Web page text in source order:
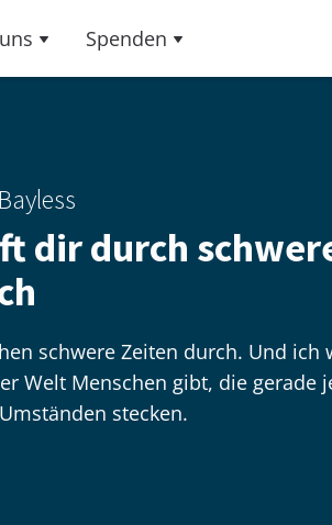
Spenden
dir durch
schwere Zeiten durch. Und ich
Welt Menschen gibt, die gerade
stecken.